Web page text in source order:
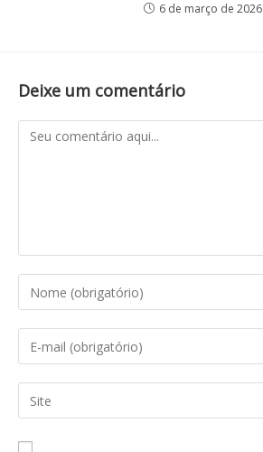
6 de março de 2026
Deixe um comentário